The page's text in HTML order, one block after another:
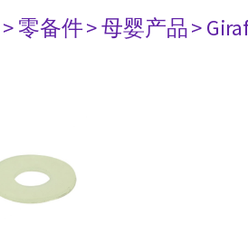
> 零备件> 母婴产品>